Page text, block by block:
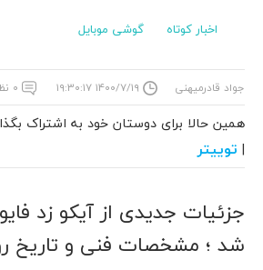
اخبار کوتاه گوشی موبایل
جواد قادرمیهنی ۱۴۰۰/۷/۱۹ ۱۹:۳۰:۱۷ ۰ نظر
همین حالا برای دوستان خود به اشتراک
| توییتر
جزئیات جدیدی از آیکو زد
شد ؛ مشخصات فنی و تاریخ